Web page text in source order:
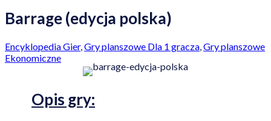
Barrage (edycja polska)
Encyklopedia Gier,Gry planszowe Dla 1 gracza,Gry planszowe
Ekonomiczne
Opis gry: